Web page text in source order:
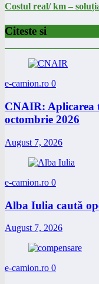
Costul real/ km –
Citeste si
e-camion.ro 0
CNAIR: Aplicarea
octombrie 2026
August 7, 2026
e-camion.ro 0
Alba Iulia caută
August 7, 2026
e-camion.ro 0